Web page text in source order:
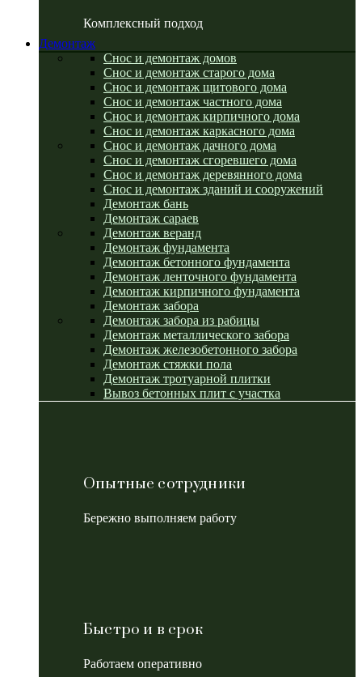
Комплексный подход
Демонтаж
Снос и демонтаж домов
Снос и демонтаж старого дома
Снос и демонтаж щитового дома
Снос и демонтаж частного дома
Снос и демонтаж кирпичного дома
Снос и демонтаж каркасного дома
Снос и демонтаж дачного дома
Снос и демонтаж сгоревшего дома
Снос и демонтаж деревянного дома
Снос и демонтаж зданий и сооружений
Демонтаж бань
Демонтаж сараев
Демонтаж веранд
Демонтаж фундамента
Демонтаж бетонного фундамента
Демонтаж ленточного фундамента
Демонтаж кирпичного фундамента
Демонтаж забора
Демонтаж забора из рабицы
Демонтаж металлического забора
Демонтаж железобетонного забора
Демонтаж стяжки пола
Демонтаж тротуарной плитки
Вывоз бетонных плит с участка
Опытные сотрудники
Бережно выполняем работу
Быстро и в срок
Работаем оперативно